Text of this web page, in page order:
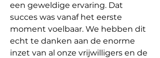
een geweldige ervaring. Dat
succes was vanaf het eerste
moment voelbaar. We hebben dit
echt te danken aan de enorme
inzet van al onze vrijwilligers en de